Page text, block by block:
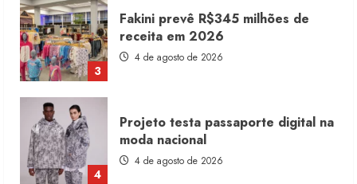
3
Fakini prevê R$345 milhões de
receita em 2026
4 de agosto de 2026
4
Projeto testa passaporte digital na
moda nacional
4 de agosto de 2026